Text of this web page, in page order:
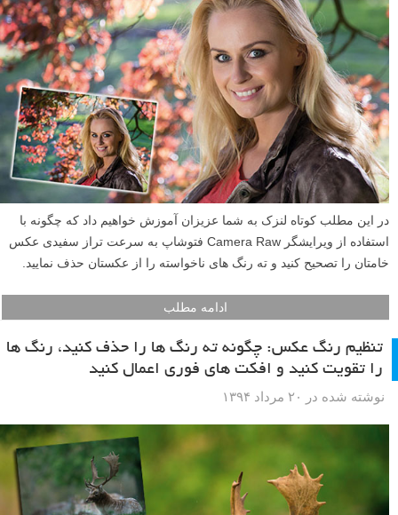
در این مطلب کوتاه لنزک به شما عزیزان آموزش خواهیم داد که چگونه با
استفاده از ویرایشگر Camera Raw فتوشاپ به سرعت تراز سفیدی عکس
خامتان را تصحیح کنید و ته رنگ های ناخواسته را از عکستان حذف نمایید.
ادامه مطلب
تنظیم رنگ عکس: چگونه ته رنگ ها را حذف کنید، رنگ ها
را تقویت کنید و افکت های فوری اعمال کنید
نوشته شده در ۲۰ مرداد ۱۳۹۴